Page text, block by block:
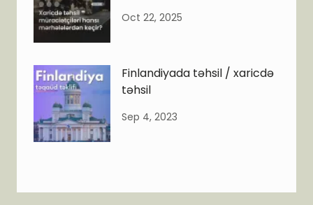
Oct 22, 2025
Finlandiyada təhsil / xaricdə
təhsil
Sep 4, 2023